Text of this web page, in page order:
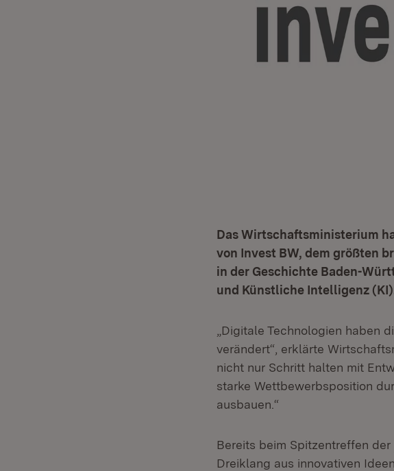
Das Wirtschaftsministerium
von Invest BW, dem größten
in der Geschichte Baden-
und Künstliche Intelligenz
„Digitale Technologien haben
verändert“, erklärte
nicht nur Schritt halten mit
starke Wettbewerbsposition
ausbauen.“
Bereits beim Spitzentreffen der
Dreiklang aus innovativen